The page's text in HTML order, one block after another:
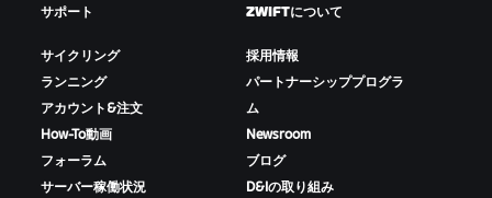
サポート
サイクリング
ランニング
アカウント&注文
How-To動画
フォーラム
サーバー稼働状況
ZWIFTについて
採用情報
パートナーシッププログラ
ム
Newsroom
ブログ
D&Iの取り組み